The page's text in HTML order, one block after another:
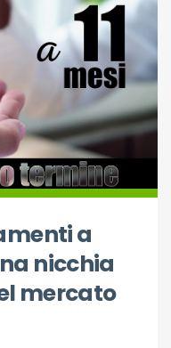
a
nicchia
mercato